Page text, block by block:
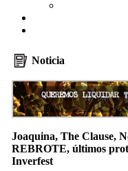
Noticia
Joaquina, The Clause,
REBROTE, últimos
Inverfest